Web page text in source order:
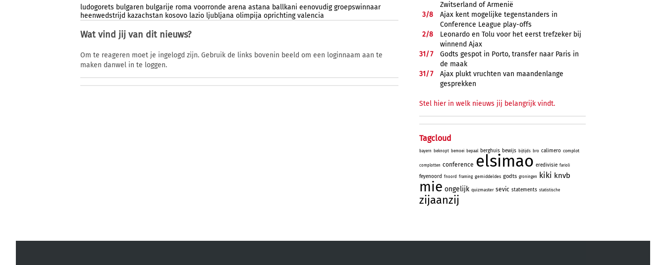
ludogorets bulgaren bulgarije roma voorronde arena astana ballkani eenovudig groepswinnaar
heenwedstrijd kazachstan kosovo lazio ljubljana olimpija oprichting valencia
Wat vind jij van dit nieuws?
Om te reageren moet je ingelogd zijn. Gebruik de links bovenin beeld om een loginnaam aan te
maken danwel in te loggen.
Zwitserland of Armenië
3/8
Ajax kent mogelijke tegenstanders in
Conference League play-offs
2/8
Leonardo en Tolu voor het eerst trefzeker bij
winnend Ajax
31/7
Godts gespot in Porto, transfer naar Paris in
de maak
31/7
Ajax plukt vruchten van maandenlange
gesprekken
Stel hier in welk nieuws jij belangrijk vindt.
Tagcloud
bayern beknopt bemoei bepaal berghuis bewijs bijtijds bro calimero complot
complotten conference elsimao eredivisie farioli
feyenoord fnoord framing gemiddeldes godts groningen kiki knvb
mie ongelijk quizmaster sevic statements statistische
zijaanzij